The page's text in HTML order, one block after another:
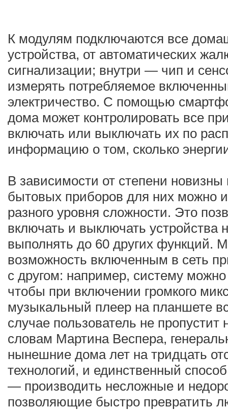
К модулям подключаются все
устройства, от автоматических
сигнализации; внутри — чип и
измерять потребляемое
электричество. С помощью
дома может контролировать все
включать или выключать их по
информацию о том, сколько
В зависимости от степени новизны
бытовых приборов для них можно
разного уровня сложности. Это
включать и выключать устройства
выполнять до 60 других функций.
возможность включенным в сеть
с другом: например, систему
чтобы при включении громкого
музыкальный плеер на планшете
случае пользователь не
словам Мартина Веспера,
нынешние дома лет на тридцать
технологий, и единственный
— производить несложные и
позволяющие быстро превратить